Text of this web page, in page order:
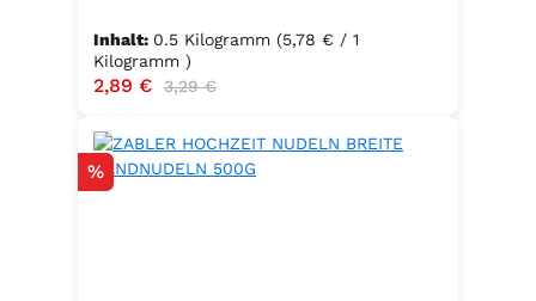
Inhalt: 0.5 Kilogramm (5,78 € / 1
Kilogramm )
Verkaufspreis:
2,89 € Regulärer Preis:
3,29 €
Rabatt
%